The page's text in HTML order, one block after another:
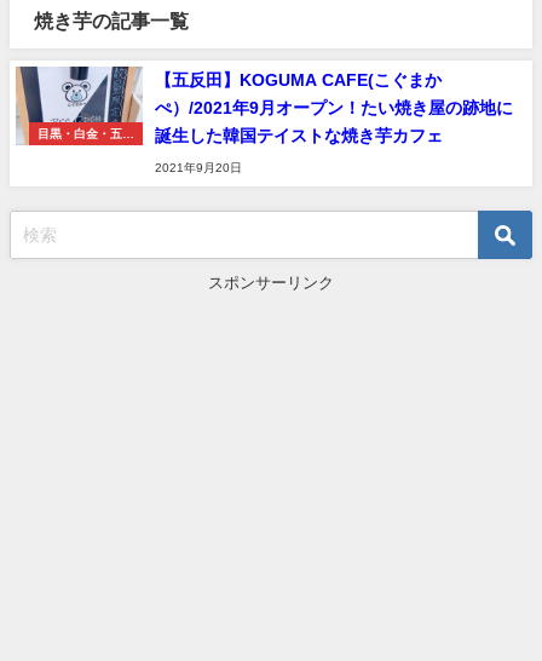
焼き芋の記事一覧
目黒・白金・五反
【五反田】KOGUMA CAFE(こぐまか
ぺ）/2021年9月オープン！たい焼き屋の跡地に
誕生した韓国テイストな焼き芋カフェ
2021年9月20日
スポンサーリンク